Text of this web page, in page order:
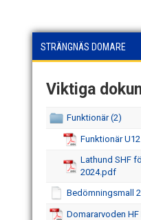
STRÄNGNÄS DOMARE
Viktiga
Funktionär (2)
Funktionär
Lathund SHF
2024.pdf
Bedömningsmall
Domararvoden